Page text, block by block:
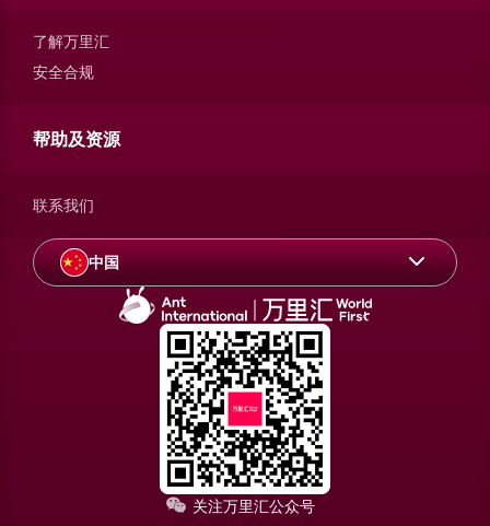
中国
关注万里汇公众号
了解万里汇
安全合规
帮助及资源
联系我们